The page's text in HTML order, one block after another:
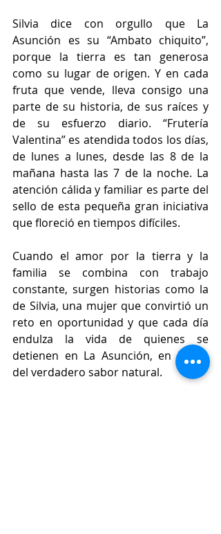
Silvia dice con orgullo que La
Asunción es su “Ambato chiquito”,
porque la tierra es tan generosa
como su lugar de origen. Y en cada
fruta que vende, lleva consigo una
parte de su historia, de sus raíces y
de su esfuerzo diario. “Frutería
Valentina” es atendida todos los días,
de lunes a lunes, desde las 8 de la
mañana hasta las 7 de la noche. La
atención cálida y familiar es parte del
sello de esta pequeña gran iniciativa
que floreció en tiempos difíciles.
Cuando el amor por la tierra y la
familia se combina con trabajo
constante, surgen historias como la
de Silvia, una mujer que convirtió un
reto en oportunidad y que cada día
endulza la vida de quienes se
detienen en La Asunción, en busca
del verdadero sabor natural.